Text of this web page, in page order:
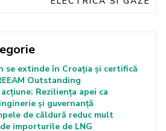
se extinde în Croația și certifică
Outstanding
acțiune: Reziliența apei ca
și guvernanță
de căldură reduc mult
importurile de LNG